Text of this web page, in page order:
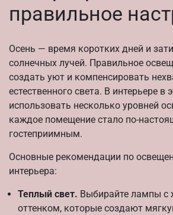
правильное
Осень — время коротких дней и
солнечных лучей. Правильное
создать уют и компенсировать
естественного света. В интерьере
использовать несколько уровней
каждое помещение стало по-
гостеприимным.
Основные рекомендации по
интерьера:
Теплый свет. Выбирайте лампы с
оттенком, которые создают